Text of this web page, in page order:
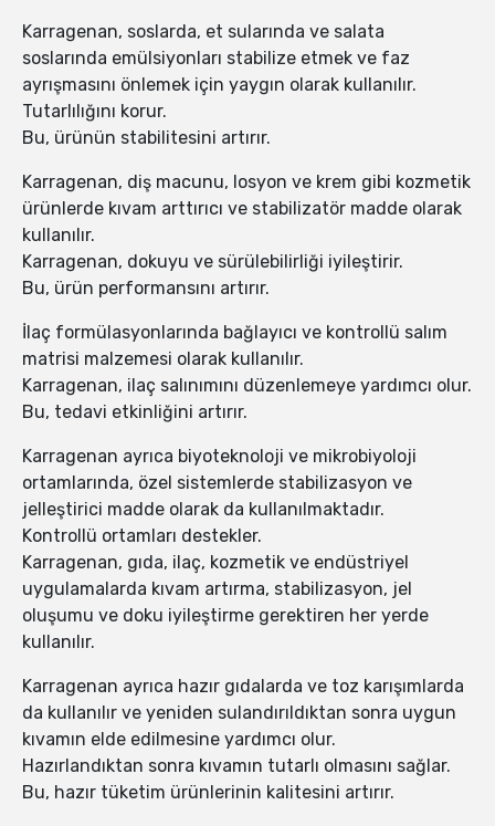
Karragenan, soslarda, et sularında ve salata
soslarında emülsiyonları stabilize etmek ve faz
ayrışmasını önlemek için yaygın olarak kullanılır.
Tutarlılığını korur.
Bu, ürünün stabilitesini artırır.
Karragenan, diş macunu, losyon ve krem ​​gibi kozmetik
ürünlerde kıvam arttırıcı ve stabilizatör madde olarak
kullanılır.
Karragenan, dokuyu ve sürülebilirliği iyileştirir.
Bu, ürün performansını artırır.
İlaç formülasyonlarında bağlayıcı ve kontrollü salım
matrisi malzemesi olarak kullanılır.
Karragenan, ilaç salınımını düzenlemeye yardımcı olur.
Bu, tedavi etkinliğini artırır.
Karragenan ayrıca biyoteknoloji ve mikrobiyoloji
ortamlarında, özel sistemlerde stabilizasyon ve
jelleştirici madde olarak da kullanılmaktadır.
Kontrollü ortamları destekler.
Karragenan, gıda, ilaç, kozmetik ve endüstriyel
uygulamalarda kıvam artırma, stabilizasyon, jel
oluşumu ve doku iyileştirme gerektiren her yerde
kullanılır.
Karragenan ayrıca hazır gıdalarda ve toz karışımlarda
da kullanılır ve yeniden sulandırıldıktan sonra uygun
kıvamın elde edilmesine yardımcı olur.
Hazırlandıktan sonra kıvamın tutarlı olmasını sağlar.
Bu, hazır tüketim ürünlerinin kalitesini artırır.